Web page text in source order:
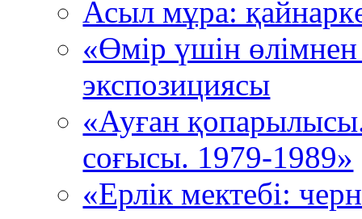
Асыл мұра:
«Өмір үшін
экспозициясы
«Ауған
соғысы. 1979-1989»
«Ерлік мектебі: